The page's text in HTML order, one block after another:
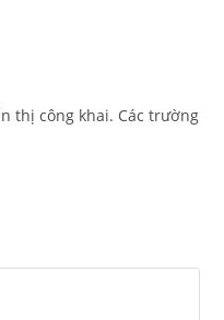
thị công khai. Các trường